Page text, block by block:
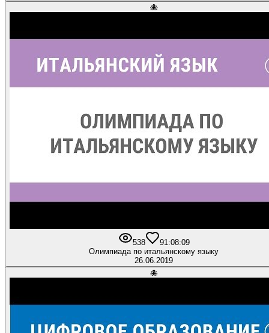
🐙
538 91:08:09
Олимпиада по итальянскому языку
26.06.2019
🐙